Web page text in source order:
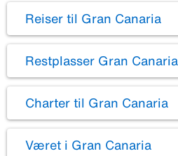
Reiser til Gran Canaria
Restplasser Gran Canaria
Charter til Gran Canaria
Været i Gran Canaria